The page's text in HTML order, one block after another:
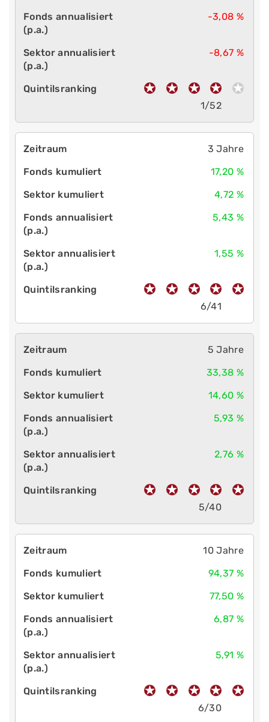
-3,08 %
-8,67 %
1/52
3 Jahre
17,20 %
4,72 %
5,43 %
1,55 %
6/41
5 Jahre
33,38 %
14,60 %
5,93 %
2,76 %
5/40
10 Jahre
94,37 %
77,50 %
6,87 %
5,91 %
6/30